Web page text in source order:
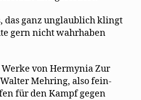
das ganz unglaublich klingt
gern nicht wahrhaben
von Hermynia Zur
Mehring, also fein-
für den Kampf gegen